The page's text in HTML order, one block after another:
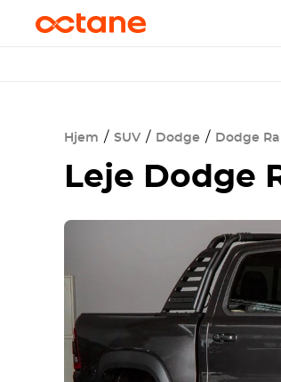
Hjem SUV Dodge Dodge
Leje Dodge